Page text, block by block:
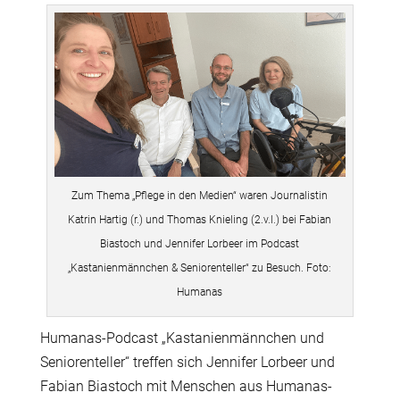
Zum Thema „Pflege in den Medien“ waren Journalistin
Katrin Hartig (r.) und Thomas Knieling (2.v.l.) bei Fabian
Biastoch und Jennifer Lorbeer im Podcast
„Kastanienmännchen & Seniorenteller“ zu Besuch. Foto:
Humanas
Humanas-Podcast „Kastanienmännchen und
Seniorenteller“ treffen sich Jennifer Lorbeer und
Fabian Biastoch mit Menschen aus Humanas-